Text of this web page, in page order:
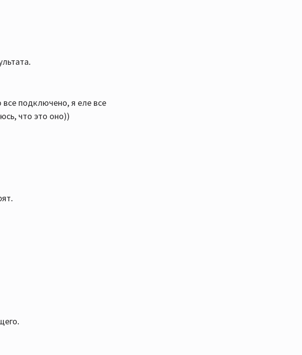
все подключено, я еле все
что это оно))